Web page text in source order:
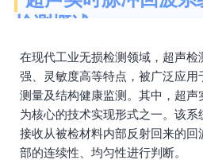
检测概述
在现代工业无损检测领域，超声检
强、灵敏度高等特点，被广泛应
测量及结构健康监测。其中，超
为核心的技术实现形式之一。该
接收从被检材料内部反射回来的回
部的连续性、均匀性进行判断。